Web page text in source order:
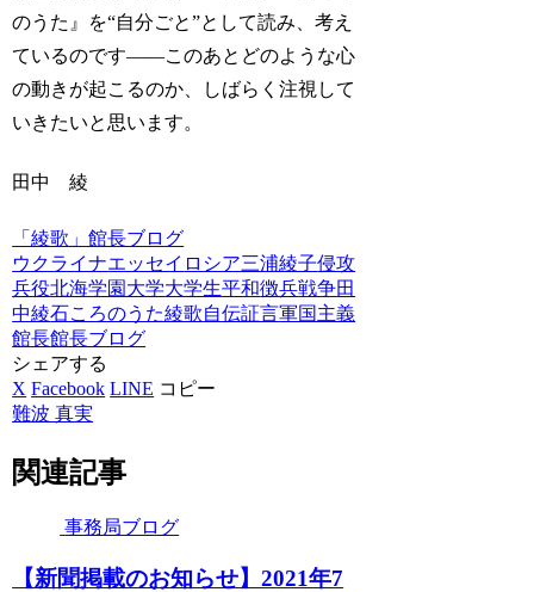
のうた』を“自分ごと”として読み、考え
ているのです――このあとどのような心
の動きが起こるのか、しばらく注視して
いきたいと思います。
田中 綾
「綾歌」館長ブログ
ウクライナエッセイ ロシア三浦綾子侵攻
兵役北海学園大学大学生平和徴兵戦争田
中綾石ころのうた綾歌自伝証言軍国主義
館長館長ブログ
シェアする
X Facebook LINE コピー
難波 真実
関連記事
事務局ブログ
【新聞掲載のお知らせ】2021年7